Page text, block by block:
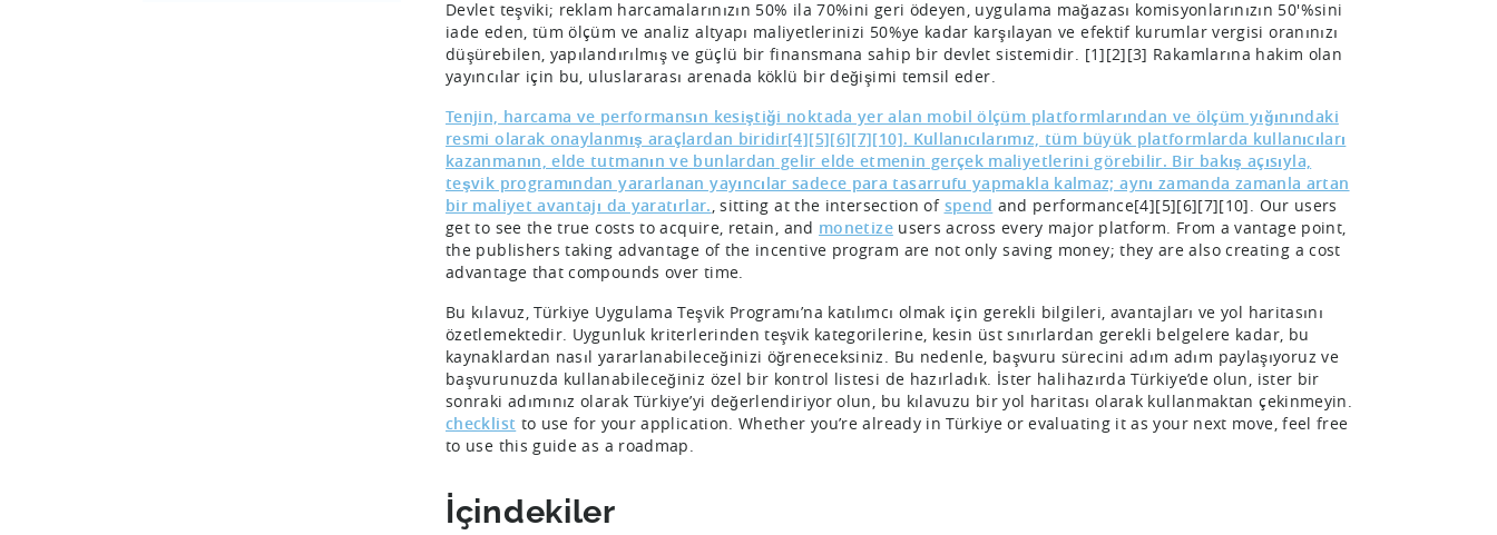
Devlet teşviki; reklam harcamalarınızın 50% ila 70%ini geri ödeyen, uygulama mağazası komisyonlarınızın 50'%sini
iade eden, tüm ölçüm ve analiz altyapı maliyetlerinizi 50%ye kadar karşılayan ve efektif kurumlar vergisi oranınızı
düşürebilen, yapılandırılmış ve güçlü bir finansmana sahip bir devlet sistemidir. [1][2][3] Rakamlarına hakim olan
yayıncılar için bu, uluslararası arenada köklü bir değişimi temsil eder.
Tenjin, harcama ve performansın kesiştiği noktada yer alan mobil ölçüm platformlarından ve ölçüm yığınındaki
resmi olarak onaylanmış araçlardan biridir[4][5][6][7][10]. Kullanıcılarımız, tüm büyük platformlarda kullanıcıları
kazanmanın, elde tutmanın ve bunlardan gelir elde etmenin gerçek maliyetlerini görebilir. Bir bakış açısıyla,
teşvik programından yararlanan yayıncılar sadece para tasarrufu yapmakla kalmaz; aynı zamanda zamanla artan
bir maliyet avantajı da yaratırlar., sitting at the intersection of spend and performance[4][5][6][7][10]. Our users
get to see the true costs to acquire, retain, and monetizeusers across every major platform. From a vantage point,
the publishers taking advantage of the incentive program are not only saving money; they are also creating a cost
advantage that compounds over time.
Bu kılavuz, Türkiye Uygulama Teşvik Programı’na katılımcı olmak için gerekli bilgileri, avantajları ve yol haritasını
özetlemektedir. Uygunluk kriterlerinden teşvik kategorilerine, kesin üst sınırlardan gerekli belgelere kadar, bu
kaynaklardan nasıl yararlanabileceğinizi öğreneceksiniz. Bu nedenle, başvuru sürecini adım adım paylaşıyoruz ve
başvurunuzda kullanabileceğiniz özel bir kontrol listesi de hazırladık. İster halihazırda Türkiye’de olun, ister bir
sonraki adımınız olarak Türkiye’yi değerlendiriyor olun, bu kılavuzu bir yol haritası olarak kullanmaktan çekinmeyin.
checklist to use for your application. Whether you’re already in Türkiye or evaluating it as your next move, feel free
to use this guide as a roadmap.
İçindekiler